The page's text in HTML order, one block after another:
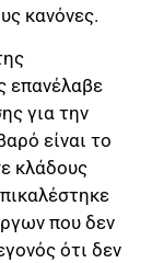
κανόνες.
επανέλαβε
για την
είναι το
κλάδους
που δεν
ότι δεν